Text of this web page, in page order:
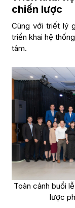
chiến lược
Cùng với triết lý
triển khai hệ
tâm.
Toàn cảnh buổi
lược